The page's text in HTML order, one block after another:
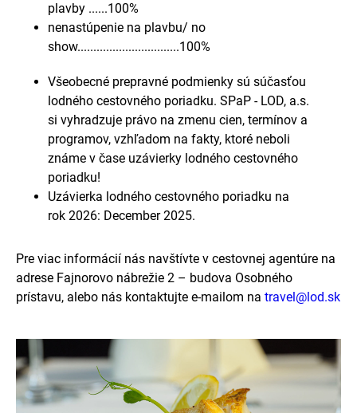
plavby ......100%
nenastúpenie na plavbu/ no
show................................100%
Všeobecné prepravné podmienky sú súčasťou
lodného cestovného poriadku. SPaP - LOD, a.s.
si vyhradzuje právo na zmenu cien, termínov a
programov, vzhľadom na fakty, ktoré neboli
známe v čase uzávierky lodného cestovného
poriadku!
Uzávierka lodného cestovného poriadku na
rok 2026: December 2025.
Pre viac informácií nás navštívte v cestovnej agentúre na
adrese Fajnorovo nábrežie 2 – budova Osobného
prístavu, alebo nás kontaktujte e-mailom na travel@lod.sk